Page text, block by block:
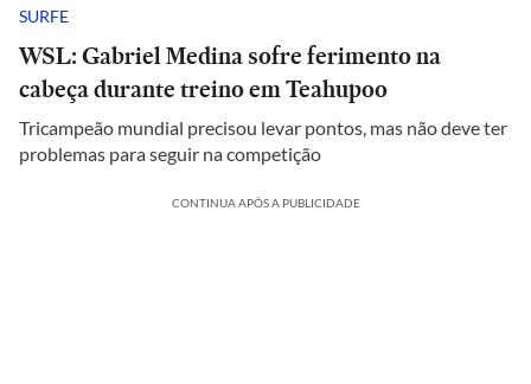
SURFE
WSL: Gabriel Medina sofre ferimento na
cabeça durante treino em Teahupoo
Tricampeão mundial precisou levar pontos, mas não deve ter
problemas para seguir na competição
CONTINUA APÓS A PUBLICIDADE